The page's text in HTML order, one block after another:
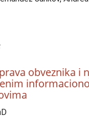
obveznika i